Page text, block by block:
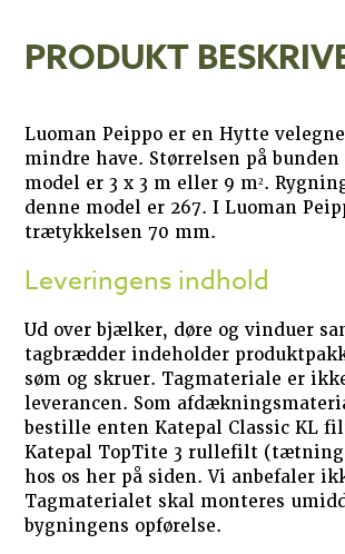
PRODUKT
Luoman Peippo er en Hytte
mindre have. Størrelsen på
model er 3 x 3 m eller 9 m².
denne model er 267. I Luoman
trætykkelsen 70 mm.
Leveringens indhold
Ud over bjælker, døre og vinduer
tagbrædder indeholder
søm og skruer. Tagmateriale er
leverancen. Som
bestille enten Katepal Classic KL
Katepal TopTite 3 rullefilt
hos os her på siden. Vi anbefaler
Tagmaterialet skal monteres
bygningens opførelse.